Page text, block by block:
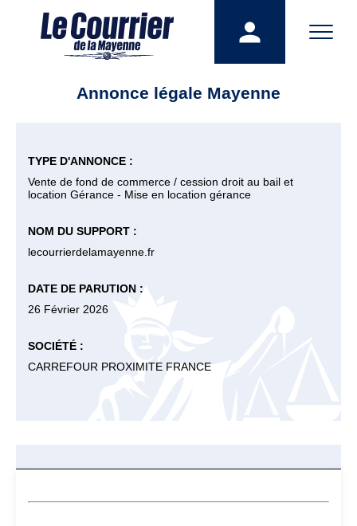
Annonce légale Mayenne
TYPE D'ANNONCE :
Vente de fond de commerce / cession droit au bail et
location Gérance - Mise en location gérance
NOM DU SUPPORT :
lecourrierdelamayenne.fr
DATE DE PARUTION :
26 Février 2026
SOCIÉTÉ :
CARREFOUR PROXIMITE FRANCE